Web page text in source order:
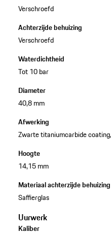
Verschroefd
Achterzijde behuizing
Verschroefd
Waterdichtheid
Tot 10 bar
Diameter
40,8 mm
Afwerking
Zwarte titaniumcarbide
Hoogte
14,15 mm
Materiaal achterzijde behuizing
Saffierglas
Uurwerk
Kaliber